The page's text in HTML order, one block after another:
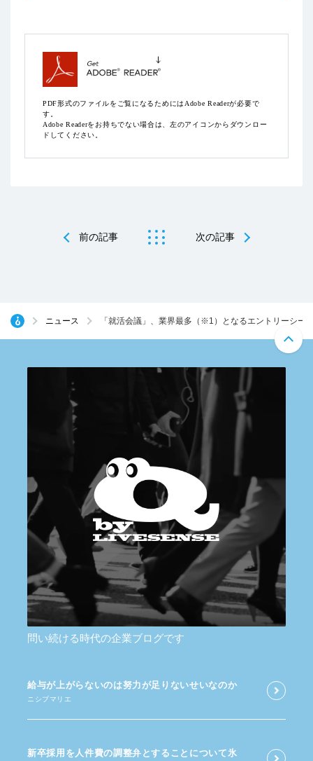
PDF形式のファイルをご覧になるためにはAdobe Readerが必要で
す。
Adobe Readerをお持ちでない場合は、左のアイコンからダウンロー
ドしてください。
前の記事 次の記事
ニュース 「就活会議」、業界最多（※1）となるエントリーシー
問い続ける時代の企業ブログです
給与が​上がらないのは​努力が​足りないせいなのか
ニシブマリエ
新卒採用を​人件費の​調整弁と​する​ことに​ついて​氷